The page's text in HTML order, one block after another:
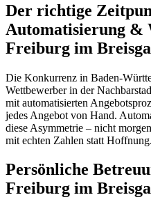
Der richtige
Automatisierung &
Freiburg im
Die Konkurrenz in Baden-
Wettbewerber in der
mit automatisierten
jedes Angebot von Hand.
diese Asymmetrie – nicht
mit echten Zahlen statt Hoffnung.
Persönliche
Freiburg im